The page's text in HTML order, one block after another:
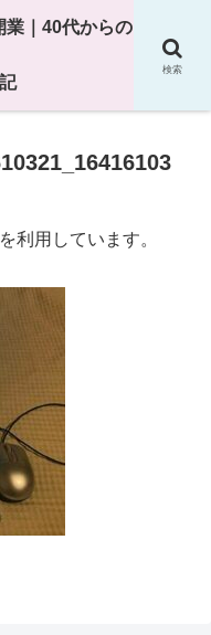
リーニング独立の現実
利用しています。
業｜40代からの
検索